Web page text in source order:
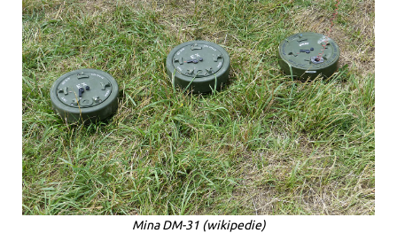
Mina DM-31 (wikipedie)